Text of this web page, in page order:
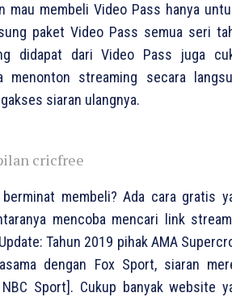
mau membeli Video Pass hanya
paket Video Pass semua seri
didapat dari Video Pass juga
menonton streaming secara
siaran ulangnya.
cricfree
membeli? Ada cara gratis
mencoba mencari link
Tahun 2019 pihak AMA
dengan Fox Sport, siaran
Sport]. Cukup banyak website